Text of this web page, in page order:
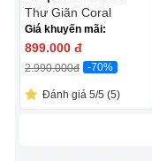
Thư Giãn Coral
ECOC005R Đỏ
Giá khuyến mãi:
899.000 đ
2.990.000đ -70%
Đánh giá 5/5 (5)